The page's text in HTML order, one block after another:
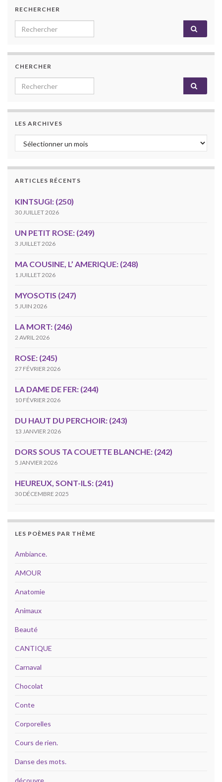
RECHERCHER
Search for:
CHERCHER
Search for:
LES ARCHIVES
Les archives
ARTICLES RÉCENTS
KINTSUGI: (250)
30 JUILLET 2026
UN PETIT ROSE: (249)
3 JUILLET 2026
MA COUSINE, L’ AMERIQUE: (248)
1 JUILLET 2026
MYOSOTIS (247)
5 JUIN 2026
LA MORT: (246)
2 AVRIL 2026
ROSE: (245)
27 FÉVRIER 2026
LA DAME DE FER: (244)
10 FÉVRIER 2026
DU HAUT DU PERCHOIR: (243)
13 JANVIER 2026
DORS SOUS TA COUETTE BLANCHE: (242)
5 JANVIER 2026
HEUREUX, SONT-ILS: (241)
30 DÉCEMBRE 2025
LES POÈMES PAR THÈME
Ambiance.
AMOUR
Anatomie
Animaux
Beauté
CANTIQUE
Carnaval
Chocolat
Conte
Corporelles
Cours de rien.
Danse des mots.